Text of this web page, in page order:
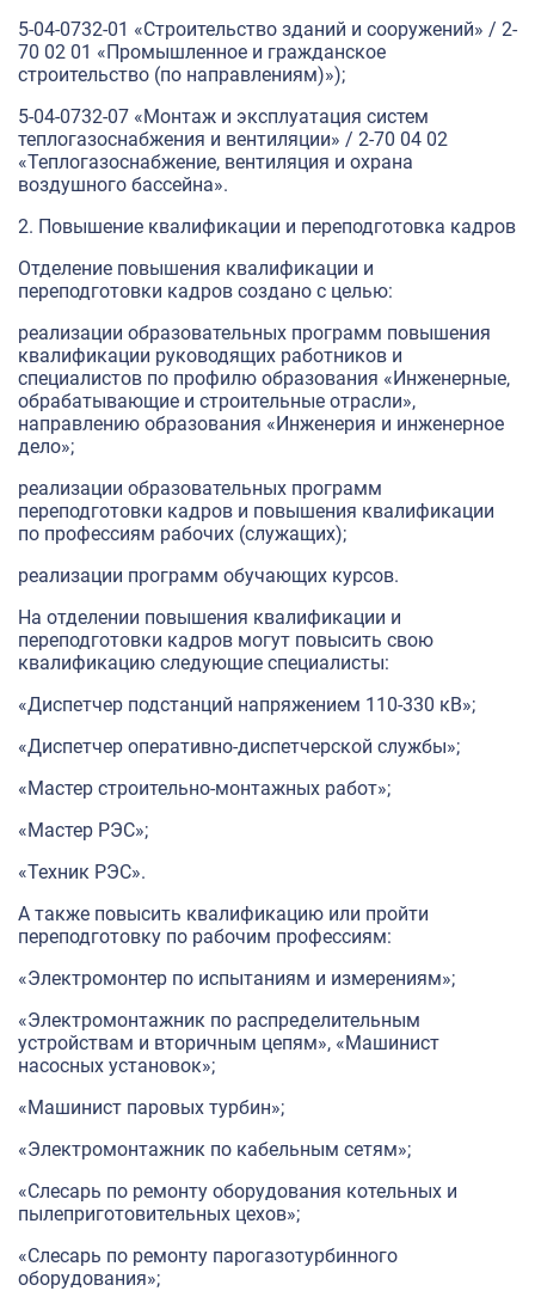
5-04-0732-01 «Строительство зданий и сооружений» / 2-
70 02 01 «Промышленное и гражданское
строительство (по направлениям)»);
5-04-0732-07 «Монтаж и эксплуатация систем
теплогазоснабжения и вентиляции» / 2-70 04 02
«Теплогазоснабжение, вентиляция и охрана
воздушного бассейна».
2. Повышение квалификации и переподготовка кадров
Отделение повышения квалификации и
переподготовки кадров создано с целью:
реализации образовательных программ повышения
квалификации руководящих работников и
специалистов по профилю образования «Инженерные,
обрабатывающие и строительные отрасли»,
направлению образования «Инженерия и инженерное
дело»;
реализации образовательных программ
переподготовки кадров и повышения квалификации
по профессиям рабочих (служащих);
реализации программ обучающих курсов.
На отделении повышения квалификации и
переподготовки кадров могут повысить свою
квалификацию следующие специалисты:
«Диспетчер подстанций напряжением 110-330 кВ»;
«Диспетчер оперативно-диспетчерской службы»;
«Мастер строительно-монтажных работ»;
«Мастер РЭС»;
«Техник РЭС».
А также повысить квалификацию или пройти
переподготовку по рабочим профессиям:
«Электромонтер по испытаниям и измерениям»;
«Электромонтажник по распределительным
устройствам и вторичным цепям», «Машинист
насосных установок»;
«Машинист паровых турбин»;
«Электромонтажник по кабельным сетям»;
«Слесарь по ремонту оборудования котельных и
пылеприготовительных цехов»;
«Слесарь по ремонту парогазотурбинного
оборудования»;